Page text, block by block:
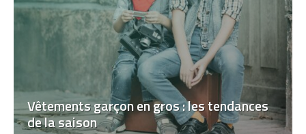
Vêtements garçon en gros : les tendances
de la saison